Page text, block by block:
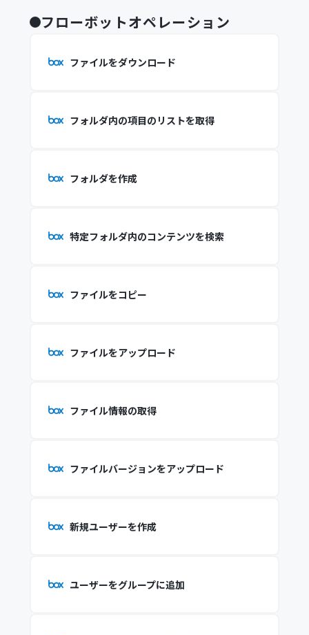
フローボットオペレーション
ファイルをダウンロード
フォルダ内の項目のリストを取得
フォルダを作成
特定フォルダ内のコンテンツを検索
ファイルをコピー
ファイルをアップロード
ファイル情報の取得
ファイルバージョンをアップロード
新規ユーザーを作成
ユーザーをグループに追加